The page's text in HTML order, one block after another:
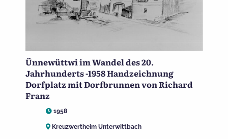
Ünnewüttwi im Wandel des 20.
Jahrhunderts -1958 Handzeichnung
Dorfplatz mit Dorfbrunnen von Richard
Franz
1958
Kreuzwertheim Unterwittbach